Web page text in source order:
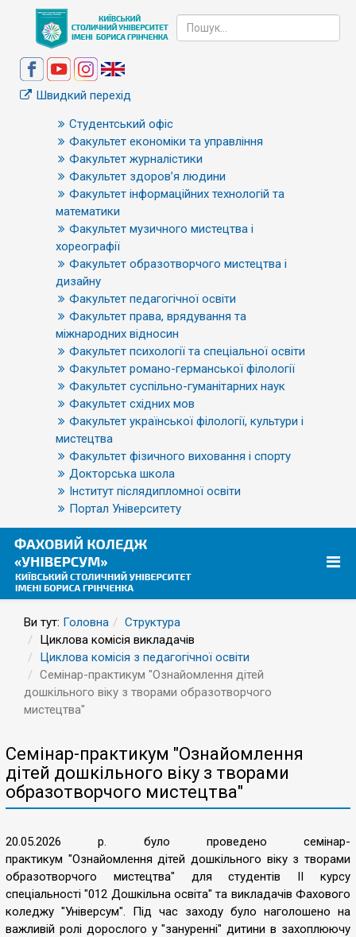
Швидкий перехід
Студентський офіс
Факультет економіки та управління
Факультет журналістики
Факультет здоров’я людини
Факультет інформаційних технологій та
математики
Факультет музичного мистецтва і
хореографії
Факультет образотворчого мистецтва і
дизайну
Факультет педагогічної освіти
Факультет права, врядування та
міжнародних відносин
Факультет психології та спеціальної освіти
Факультет романо-германської філології
Факультет суспільно-гуманітарних наук
Факультет східних мов
Факультет української філології, культури і
мистецтва
Факультет фізичного виховання і спорту
Докторська школа
Інститут післядипломної освіти
Портал Університету
Ви тут: Головна
Структура
Циклова комісія викладачів
Циклова комісія з педагогічної освіти
Семінар-практикум "Ознайомлення дітей
дошкільного віку з творами образотворчого
мистецтва"
Семінар-практикум "Ознайомлення
дітей дошкільного віку з творами
образотворчого мистецтва"
20.05.2026 р. було проведено семінар-
практикум "Ознайомлення дітей дошкільного віку з творами
образотворчого мистецтва" для студентів ІІ курсу
спеціальності "012 Дошкільна освіта" та викладачів Фахового
коледжу "Універсум". Під час заходу було наголошено на
важливій ролі дорослого у "зануренні" дитини в захоплюючу